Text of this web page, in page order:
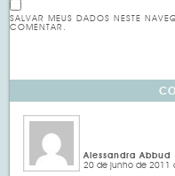
SALVAR MEUS DADOS NESTE
COMENTAR.
Alessandra Abbud
20 de junho de 2011